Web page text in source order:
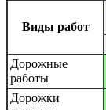
Виды работ
Дорожные
работы
Дорожки